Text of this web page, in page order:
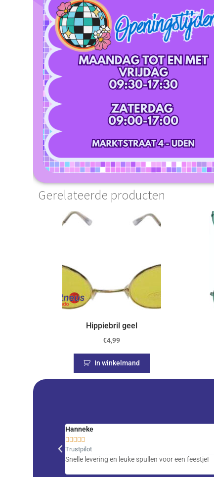
Gerelateerde producten
Hippiebril geel
€4,99
In winkelmand
Hanneke
    
Trustpilot
Snelle levering en leuke spullen voor een feestje!